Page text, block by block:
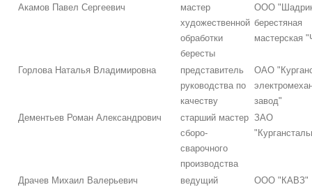
Акамов Павел Сергеевич
мастер
художественной
обработки
бересты
ООО
берестяная
мастерская
Горлова Наталья Владимировна
представитель
руководства по
качеству
ОАО
завод"
Дементьев Роман Александрович
старший мастер
сборо-
сварочного
производства
ЗАО
Драчев Михаил Валерьевич
ведущий
ООО "КАВЗ"